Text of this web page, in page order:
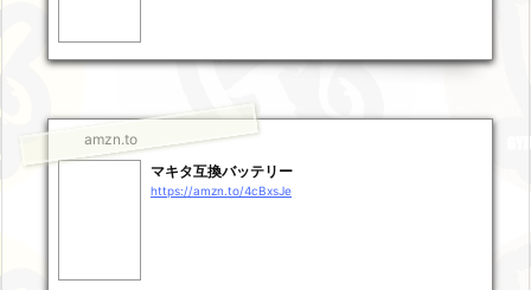
amzn.to
マキタ互換バッテリー
https://amzn.to/4cBxsJe